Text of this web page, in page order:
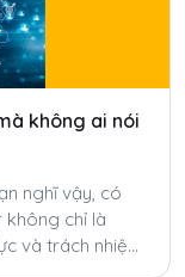
không ai nói
nghĩ vậy, có
không chỉ là
và trách nhiệm